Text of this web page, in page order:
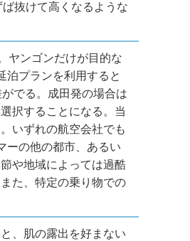
抜けて高くなるような
ヤンゴンだけが目的な
泊プランを利用すると
でる。成田発の場合は
択することになる。当
いずれの航空会社でも
ーの他の都市、あるい
や地域によっては過酷
た、特定の乗り物での
、肌の露出を好まない